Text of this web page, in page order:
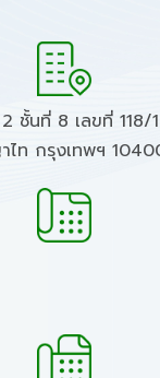
ชั้นที่ 8 เลขที่ 118/
ท กรุงเทพฯ